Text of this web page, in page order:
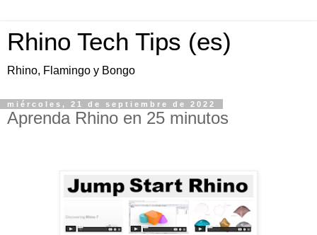
Rhino Tech Tips (es)
Rhino, Flamingo y Bongo
miércoles, 21 de septiembre de 2022
Aprenda Rhino en 25 minutos